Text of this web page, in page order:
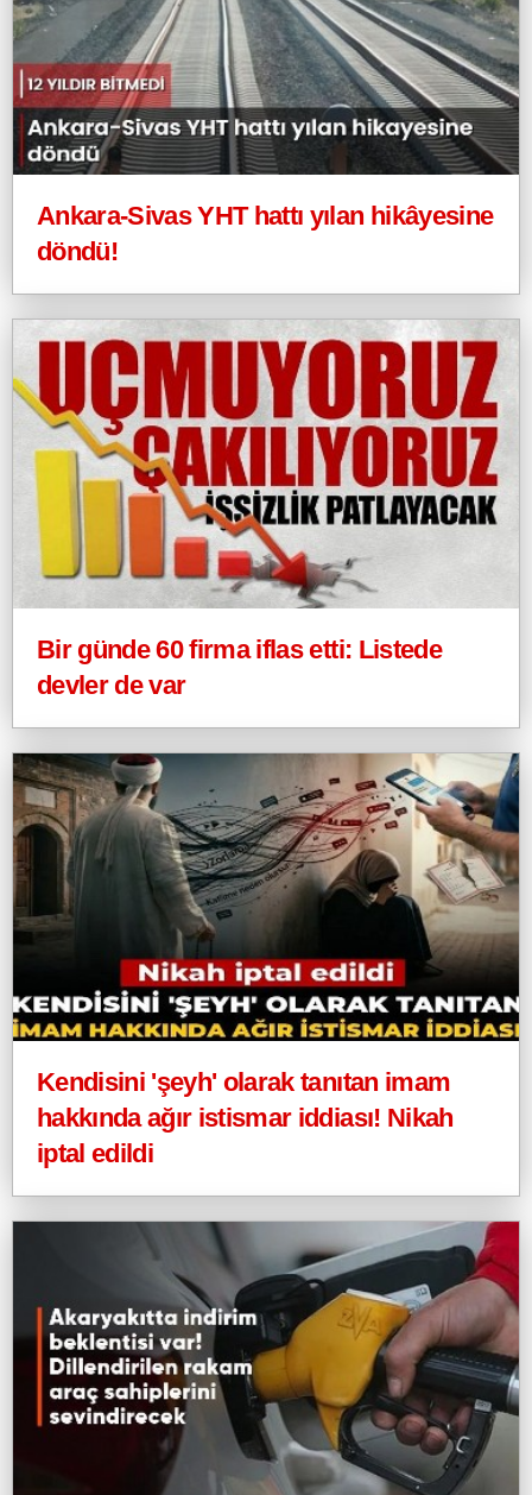
Ankara-Sivas YHT hattı yılan hikâyesine
döndü!
Bir günde 60 firma iflas etti: Listede
devler de var
Kendisini 'şeyh' olarak tanıtan imam
hakkında ağır istismar iddiası! Nikah
iptal edildi